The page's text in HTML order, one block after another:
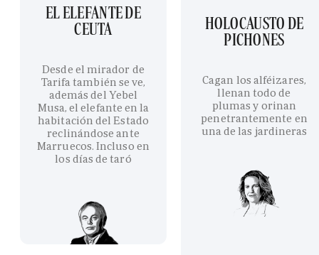
EL ELEFANTE DE
CEUTA
Desde el mirador de
Tarifa también se ve,
además del Yebel
Musa, el elefante en la
habitación del Estado
reclinándose ante
Marruecos. Incluso en
los días de taró
HOLOCAUSTO DE
PICHONES
Cagan los alféizares,
llenan todo de
plumas y orinan
penetrantemente en
una de las jardineras